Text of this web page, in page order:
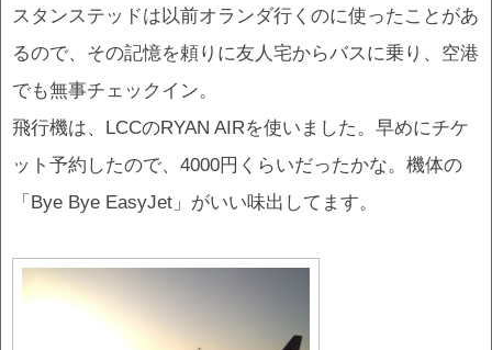
スタンステッドは以前オランダ行くのに使ったことがあ
るので、その記憶を頼りに友人宅からバスに乗り、空港
でも無事チェックイン。
飛行機は、LCCのRYAN AIRを使いました。早めにチケ
ット予約したので、4000円くらいだったかな。機体の
「Bye Bye EasyJet」がいい味出してます。